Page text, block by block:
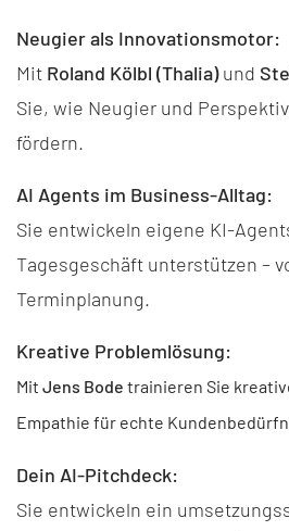
Neugier als Innovationsmotor:
Mit Roland Kölbl (Thalia)und
Sie, wie Neugier und
fördern.
AI Agents im Business-Alltag:
Sie entwickeln eigene KI-
Tagesgeschäft unterstützen –
Terminplanung.
Kreative Problemlösung:
Mit Jens Bode trainieren Sie
Empathie für echte
Dein AI-Pitchdeck:
Sie entwickeln ein